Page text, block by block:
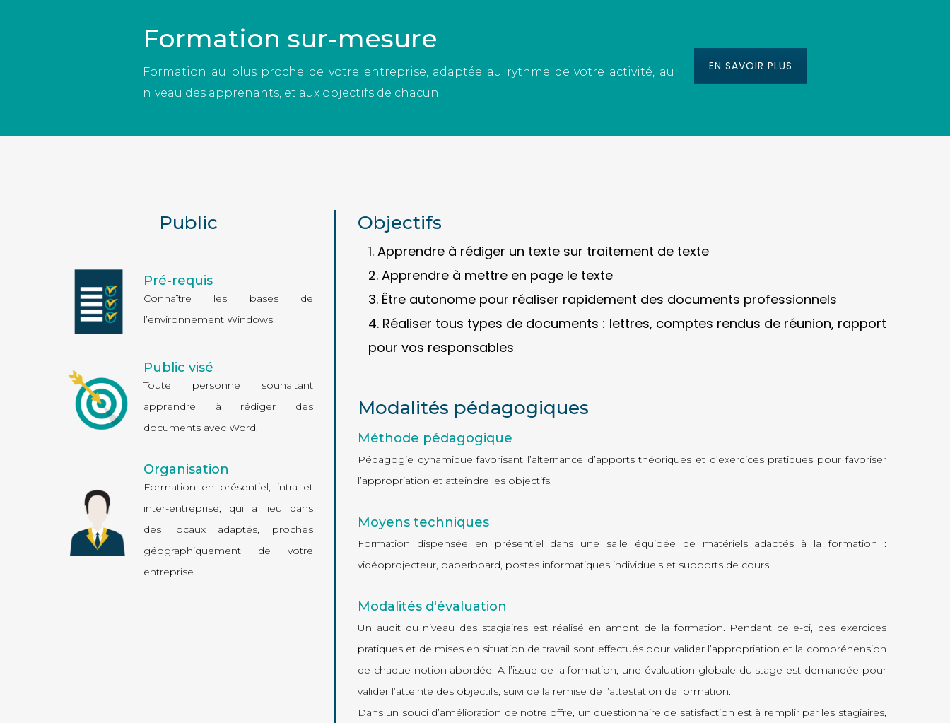
Formation sur-mesure
Formation au plus proche de votre entreprise, adaptée au rythme de votre activité, au
niveau des apprenants, et aux objectifs de chacun.
EN SAVOIR PLUS
Public
Pré-requis
Connaître les bases de
l’environnement Windows
Public visé
Toute personne souhaitant
apprendre à rédiger des
documents avec Word.
Organisation
Formation en présentiel, intra et
inter-entreprise, qui a lieu dans
des locaux adaptés, proches
géographiquement de votre
entreprise.
Objectifs
Apprendre à rédiger un texte sur traitement de texte
Apprendre à mettre en page le texte
Être autonome pour réaliser rapidement des documents professionnels
Réaliser tous types de documents : lettres, comptes rendus de réunion, rapport
pour vos responsables
Modalités pédagogiques
Méthode pédagogique
Pédagogie dynamique favorisant l’alternance d’apports théoriques et d’exercices pratiques pour favoriser
l’appropriation et atteindre les objectifs.
Moyens techniques
Formation dispensée en présentiel dans une salle équipée de matériels adaptés à la formation :
vidéoprojecteur, paperboard, postes informatiques individuels et supports de cours.
Modalités d'évaluation
Un audit du niveau des stagiaires est réalisé en amont de la formation. Pendant celle-ci, des exercices
pratiques et de mises en situation de travail sont effectués pour valider l’appropriation et la compréhension
de chaque notion abordée. À l’issue de la formation, une évaluation globale du stage est demandée pour
valider l’atteinte des objectifs, suivi de la remise de l’attestation de formation.
Dans un souci d’amélioration de notre offre, un questionnaire de satisfaction est à remplir par les stagiaires,